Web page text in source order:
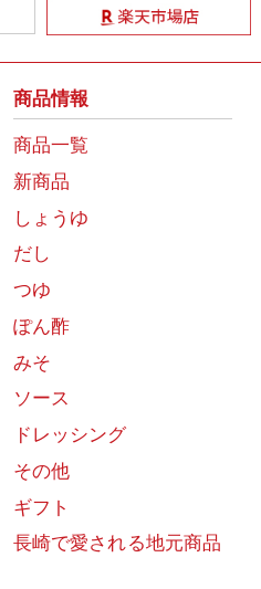
商品情報
商品一覧
新商品
しょうゆ
だし
つゆ
ぽん酢
みそ
ソース
ドレッシング
その他
ギフト
長崎で愛される地元商品